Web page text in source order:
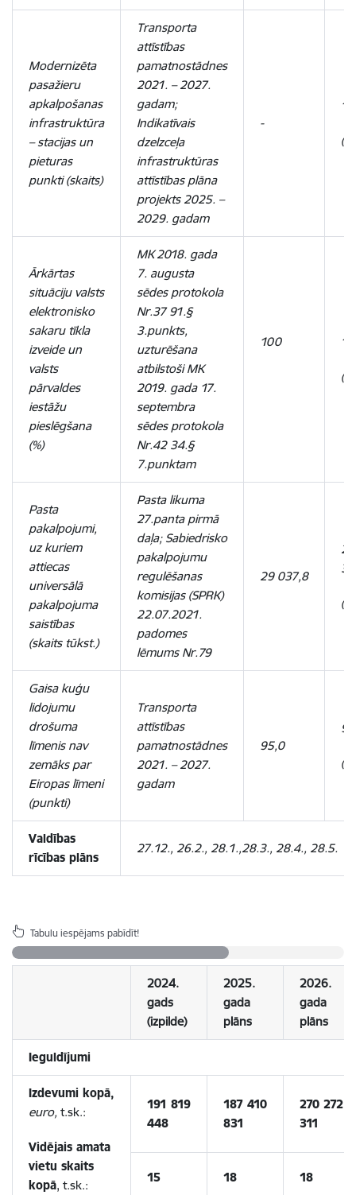
Modernizēta
pasažieru
apkalpošanas
infrastruktūra
– stacijas un
pieturas
punkti (skaits)
Transporta
attīstības
pamatnostādnes
2021. – 2027.
gadam;
Indikatīvais
dzelzceļa
infrastruktūras
attīstības plāna
projekts 2025. –
2029. gadam
-
Ārkārtas
situāciju valsts
elektronisko
sakaru tīkla
izveide un
valsts
pārvaldes
iestāžu
pieslēgšana
(%)
MK 2018. gada
7. augusta
sēdes protokola
Nr.37 91.§
3.punkts,
uzturēšana
atbilstoši MK
2019. gada 17.
septembra
sēdes protokola
Nr.42 34.§
7.punktam
100
Pasta
pakalpojumi,
uz kuriem
attiecas
universālā
pakalpojuma
saistības
(skaits tūkst.)
Pasta likuma
27.panta pirmā
daļa; Sabiedrisko
pakalpojumu
regulēšanas
komisijas (SPRK)
22.07.2021.
padomes
lēmums Nr.79
29 037,8
24
Gaisa kuģu
lidojumu
drošuma
līmenis nav
zemāks par
Eiropas līmeni
(punkti)
Transporta
attīstības
pamatnostādnes
2021. – 2027.
gadam
95,0
Valdības
rīcības plāns
27.12., 26.2., 28.1.,28.3., 28.4., 28.5.
Tabulu iespējams pabīdīt!
2024.
gads
(izpilde)
2025.
gada
plāns
2026.
gada
plāns
Ieguldījumi
Izdevumi kopā,
euro, t.sk.:
Vidējais amata
vietu skaits
kopā, t.sk.:
191 819
448
187 410
831
270 272
311
15 18 18